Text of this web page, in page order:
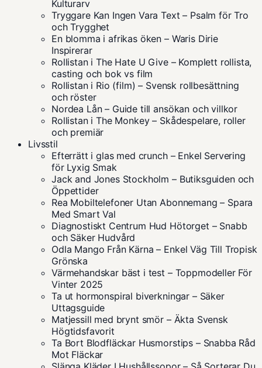
Kulturarv
Tryggare Kan Ingen Vara Text – Psalm för Tro
och Trygghet
En blomma i afrikas öken – Waris Dirie
Inspirerar
Rollistan i The Hate U Give – Komplett rollista,
casting och bok vs film
Rollistan i Rio (film) – Svensk rollbesättning
och röster
Nordea Lån – Guide till ansökan och villkor
Rollistan i The Monkey – Skådespelare, roller
och premiär
Livsstil
Efterrätt i glas med crunch – Enkel Servering
för Lyxig Smak
Jack and Jones Stockholm – Butiksguiden och
Öppettider
Rea Mobiltelefoner Utan Abonnemang – Spara
Med Smart Val
Diagnostiskt Centrum Hud Hötorget – Snabb
och Säker Hudvård
Odla Mango Från Kärna – Enkel Väg Till Tropisk
Grönska
Värmehandskar bäst i test – Toppmodeller För
Vinter 2025
Ta ut hormonspiral biverkningar – Säker
Uttagsguide
Matjessill med brynt smör – Äkta Svensk
Högtidsfavorit
Ta Bort Blodfläckar Husmorstips – Snabba Råd
Mot Fläckar